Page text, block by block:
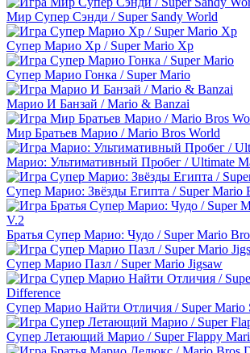
Мир Супер Сэнди / Super Sandy World
Супер Марио Xp / Super Mario Xp
Супер Марио Гонка / Super Mario
Марио И Банзай / Mario & Banzai
Мир Братьев Марио / Mario Bros World
Марио: Ультимативный Пробег / Ultimate
Супер Марио: Звёзды Египта / Super Mario
Братья Супер Марио: Чудо / Super Mario
Супер Марио Пазл / Super Mario Jigsaw
Супер Марио Найти Отличия / Super Mario
Супер Летающий Марио / Super Flappy